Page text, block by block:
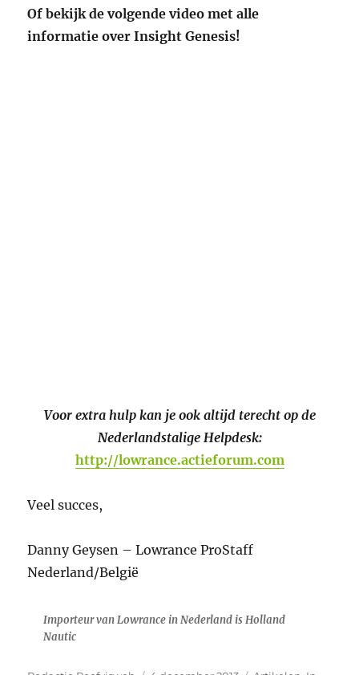
Of bekijk de volgende video met alle
informatie over Insight Genesis!
Voor extra hulp kan je ook altijd terecht op de
Nederlandstalige Helpdesk:
http://lowrance.actieforum.com
Veel succes,
Danny Geysen – Lowrance ProStaff
Nederland/België
Importeur van Lowrance in Nederland is Holland
Nautic